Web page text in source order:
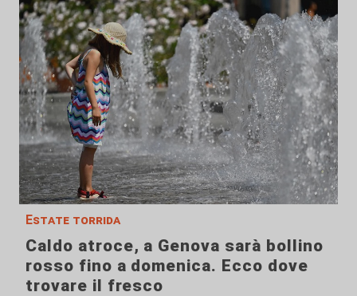
Estate torrida
Caldo atroce, a Genova sarà bollino
rosso fino a domenica. Ecco dove
trovare il fresco